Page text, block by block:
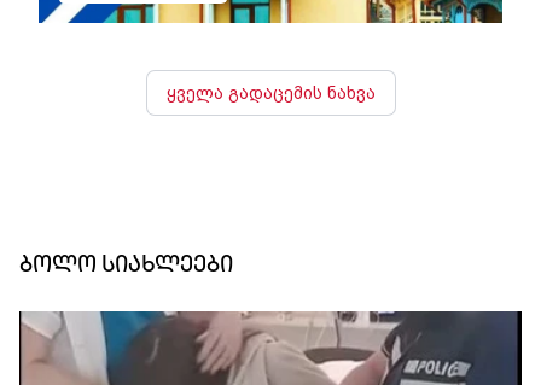
ყველა გადაცემის ნახვა
ბოლო სიახლეები